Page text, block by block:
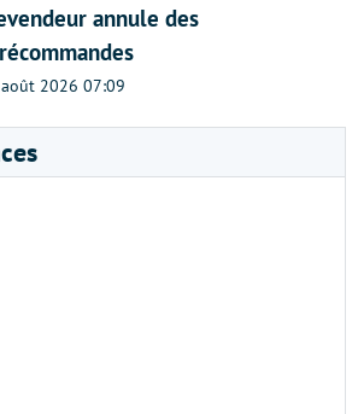
annule des
2026 07:09